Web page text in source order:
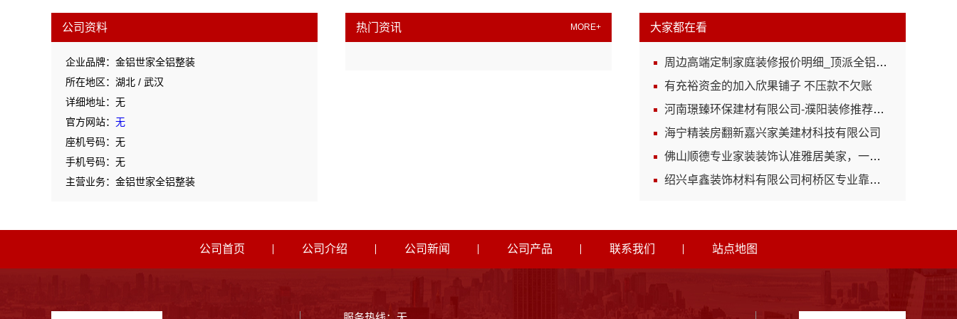
公司资料
企业品牌：金铝世家全铝整装
所在地区：湖北 / 武汉
详细地址：无
官方网站： 无
座机号码：无
手机号码：无
主营业务：金铝世家全铝整装
热门资讯 MORE+ 大家都在看
周边高端定制家庭装修报价明细_顶派全铝高端定制
有充裕资金的加入欣果铺子 不压款不欠账
河南璟臻环保建材有限公司-濮阳装修推荐省心省心
海宁精装房翻新嘉兴家美建材科技有限公司
佛山顺德专业家装装饰认准雅居美家，一站式服务放心
绍兴卓鑫装饰材料有限公司柯桥区专业靠谱装修自有施工队
公司首页 公司介绍 公司新闻 公司产品 联系我们 站点地图